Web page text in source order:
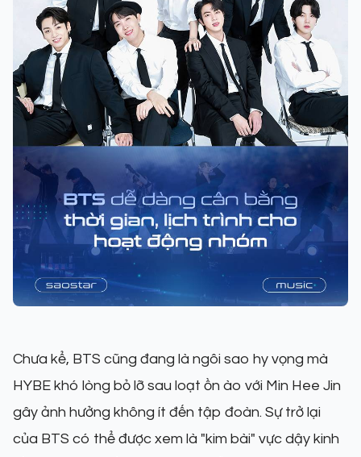
Chưa kể, BTS cũng đang là ngôi sao hy vọng mà
HYBE khó lòng bỏ lỡ sau loạt ồn ào với Min Hee Jin
gây ảnh hưởng không ít đến tập đoàn. Sự trở lại
của BTS có thể được xem là "kim bài" vực dậy kinh